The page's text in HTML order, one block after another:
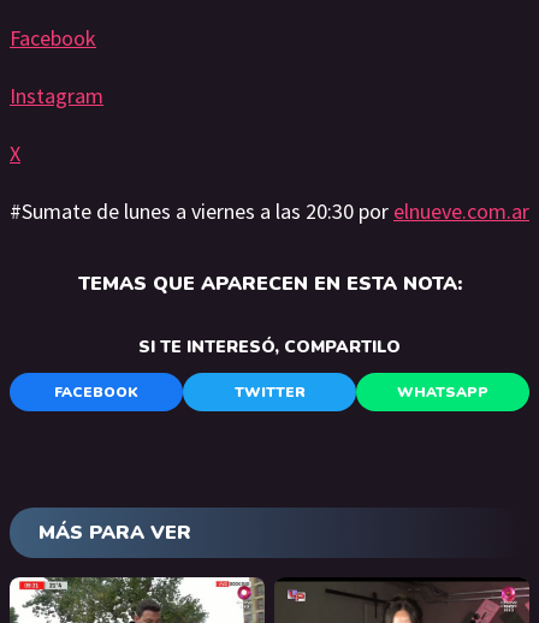
Facebook
Instagram
X
#Sumate de lunes a viernes a las 20:30 por elnueve.com.ar
TEMAS QUE APARECEN EN ESTA NOTA:
SI TE INTERESÓ, COMPARTILO
FACEBOOK TWITTER WHATSAPP
MÁS PARA VER